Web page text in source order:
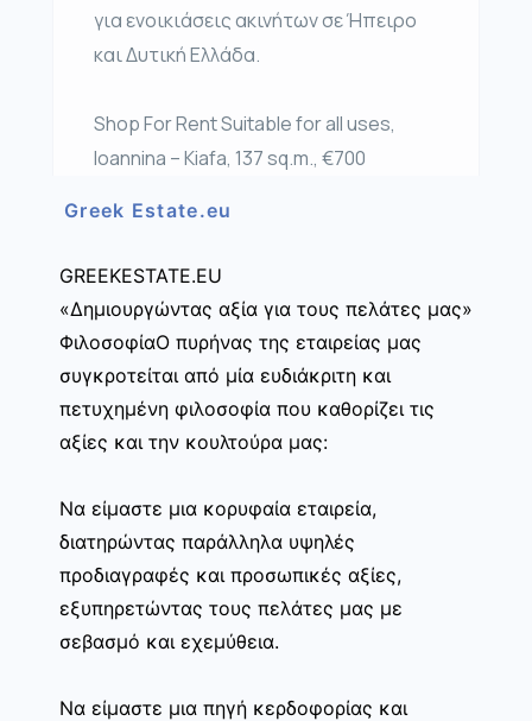
για ενοικιάσεις ακινήτων σε Ήπειρο
και Δυτική Ελλάδα.
Shop For Rent Suitable for all uses,
Ioannina – Kiafa, 137 sq.m., €700
Greek Estate.eu
GREEKESTATE.EU
«Δημιουργώντας αξία για τους πελάτες μας»
ΦιλοσοφίαΟ πυρήνας της εταιρείας μας
συγκροτείται από μία ευδιάκριτη και
πετυχημένη φιλοσοφία που καθορίζει τις
αξίες και την κουλτούρα μας:
Να είμαστε μια κορυφαία εταιρεία,
διατηρώντας παράλληλα υψηλές
προδιαγραφές και προσωπικές αξίες,
εξυπηρετώντας τους πελάτες μας με
σεβασμό και εχεμύθεια.
Να είμαστε μια πηγή κερδοφορίας και